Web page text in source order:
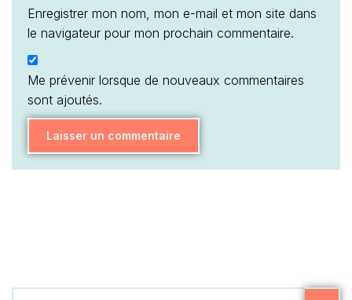
Enregistrer mon nom, mon e-mail et mon site dans
le navigateur pour mon prochain commentaire.
Me prévenir lorsque de nouveaux commentaires
sont ajoutés.